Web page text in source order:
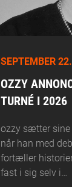
SEPTEMBER
OZZY
TURNÉ I 2026
ozzy sætter sine
når han med
fortæller
fast i sig selv i…